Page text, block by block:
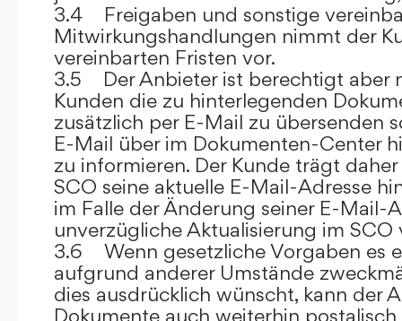
3.4 Freigaben und sonstige
Mitwirkungshandlungen nimmt der
vereinbarten Fristen vor.
3.5 Der Anbieter ist berechtigt aber
Kunden die zu hinterlegenden
zusätzlich per E-Mail zu übersenden
E-Mail über im Dokumenten-Center
zu informieren. Der Kunde trägt
SCO seine aktuelle E-Mail-Adresse
im Falle der Änderung seiner E-Mail-
unverzügliche Aktualisierung im SCO
3.6 Wenn gesetzliche Vorgaben es
aufgrund anderer Umstände
dies ausdrücklich wünscht, kann der
Dokumente auch weiterhin